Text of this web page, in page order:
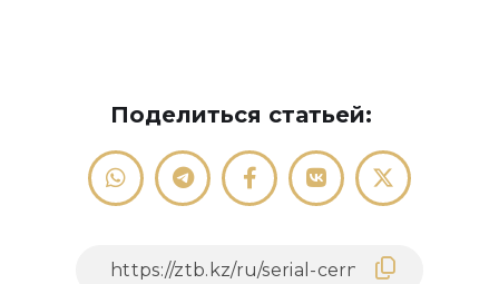
Поделиться статьей: